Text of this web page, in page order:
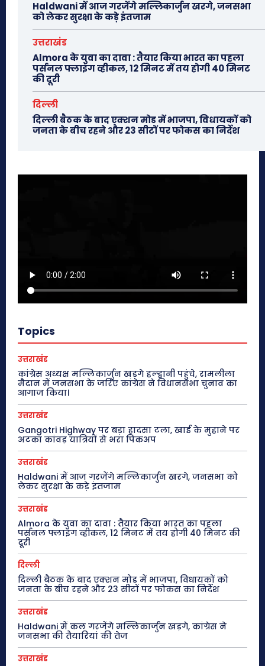
Haldwani में आज गरजेंगे मल्लिकार्जुन खरगे, जनसभा
को लेकर सुरक्षा के कड़े इंतजाम
उत्तराखंड
Almora के युवा का दावा : तैयार किया भारत का पहला
पर्सनल फ्लाइंग व्हीकल, 12 मिनट में तय होगी 40 मिनट
की दूरी
दिल्ली
दिल्ली बैठक के बाद एक्शन मोड में भाजपा, विधायकों को
जनता के बीच रहने और 23 सीटों पर फोकस का निर्देश
Topics
उत्तराखंड
कांग्रेस अध्यक्ष मल्लिकार्जुन खड़गे हल्द्वानी पहुंचे, रामलीला
मैदान में जनसभा के जरिए कांग्रेस ने विधानसभा चुनाव का
आगाज किया।
उत्तराखंड
Gangotri Highway पर बड़ा हादसा टला, खाई के मुहाने पर
अटका कांवड़ यात्रियों से भरा पिकअप
उत्तराखंड
Haldwani में आज गरजेंगे मल्लिकार्जुन खरगे, जनसभा को
लेकर सुरक्षा के कड़े इंतजाम
उत्तराखंड
Almora के युवा का दावा : तैयार किया भारत का पहला
पर्सनल फ्लाइंग व्हीकल, 12 मिनट में तय होगी 40 मिनट की
दूरी
दिल्ली
दिल्ली बैठक के बाद एक्शन मोड में भाजपा, विधायकों को
जनता के बीच रहने और 23 सीटों पर फोकस का निर्देश
उत्तराखंड
Haldwani में कल गरजेंगे मल्लिकार्जुन खड़गे, कांग्रेस ने
जनसभा की तैयारियां की तेज
उत्तराखंड